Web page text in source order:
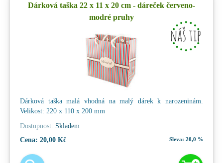
Dárková taška 22 x 11 x 20 cm - dáreček červeno-
modré pruhy
Dárková taška malá vhodná na malý dárek k narozeninám.
Velikost: 220 x 110 x 200 mm
Dostupnost: Skladem
Cena: 20,00 Kč Sleva: 20,0 %